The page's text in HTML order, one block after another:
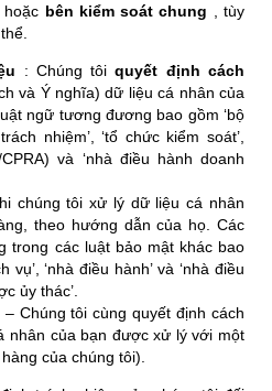
hoặc bên kiểm soát chung
, tùy
: Chúng tôiquyết định cách
và Ý nghĩa) dữ liệu cá nhân của
ngữ tương đương bao gồm ‘bộ
nhiệm’, ‘tổ chức kiểm soát’,
CPRA) và ‘nhà điều hành doanh
chúng tôi xử lý dữ liệu cá nhân
theo hướng dẫn của họ. Các
trong các luật bảo mật khác bao
vụ’, ‘nhà điều hành’ và ‘nhà điều
ủy thác’.
– Chúng tôi cùng quyết định cách
nhân của bạn được xử lý với một
của chúng tôi).